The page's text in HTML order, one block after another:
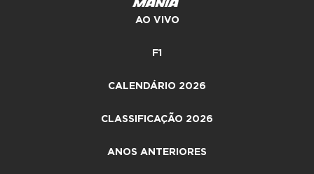
AO VIVO
F1
CALENDÁRIO 2026
CLASSIFICAÇÃO 2026
ANOS ANTERIORES